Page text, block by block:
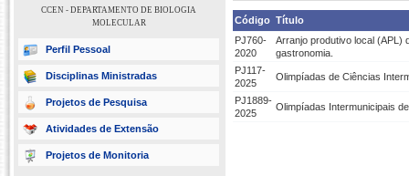
CCEN - DEPARTAMENTO DE BIOLOGIA
MOLECULAR
Perfil Pessoal
Disciplinas Ministradas
Projetos de Pesquisa
Atividades de Extensão
Projetos de Monitoria
Código Título
PJ760-
2020
Arranjo produtivo local (APL)
gastronomia.
PJ117-
2025
Olimpíadas de Ciências
PJ1889-
2025
Olimpíadas Intermunicipais